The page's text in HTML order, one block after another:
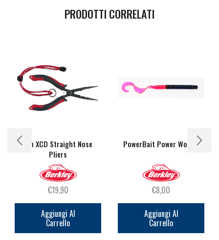
PRODOTTI CORRELATI
6in XCD Straight Nose
Pliers
€19,90
Aggiungi Al
Carrello
PowerBait Power Worms
€8,00
Aggiungi Al
Carrello